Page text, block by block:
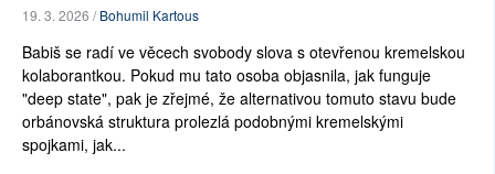
19. 3. 2026 /Bohumil Kartous
Babiš se radí ve věcech svobody slova s otevřenou kremelskou
kolaborantkou. Pokud mu tato osoba objasnila, jak funguje
"deep state", pak je zřejmé, že alternativou tomuto stavu bude
orbánovská struktura prolezlá podobnými kremelskými
spojkami, jak...